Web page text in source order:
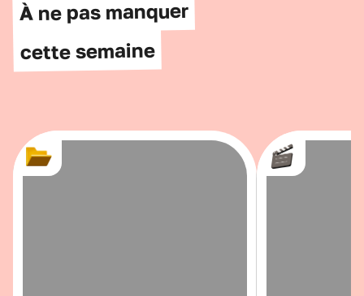
À ne pas manquer
cette semaine